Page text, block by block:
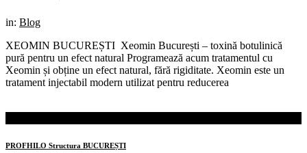
in: Blog
XEOMIN BUCUREȘTI Xeomin București – toxină botulinică
pură pentru un efect natural Programează acum tratamentul cu
Xeomin și obține un efect natural, fără rigiditate. Xeomin este un
tratament injectabil modern utilizat pentru reducerea
PROFHILO Structura BUCUREȘTI